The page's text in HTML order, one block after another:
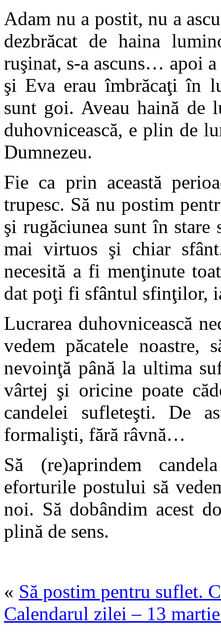
Adam nu a postit, nu a
dezbrăcat de haina
ruşinat, s-a ascuns… apoi
şi Eva erau îmbrăcaţi în
sunt goi. Aveau haină de
duhovnicească, e plin de
Dumnezeu.
Fie ca prin această
trupesc. Să nu postim
şi rugăciunea sunt în stare
mai virtuos şi chiar
necesită a fi menţinute
dat poţi fi sfântul sfinţilor,
Lucrarea duhovnicească
vedem păcatele noastre,
nevoinţă până la ultima
vârtej şi oricine poate
candelei sufleteşti. De
formalişti, fără râvnă…
Să (re)aprindem
eforturile postului să
noi. Să dobândim acest
plină de sens.
« Să postim pentru suflet.
Calendarul zilei – 13